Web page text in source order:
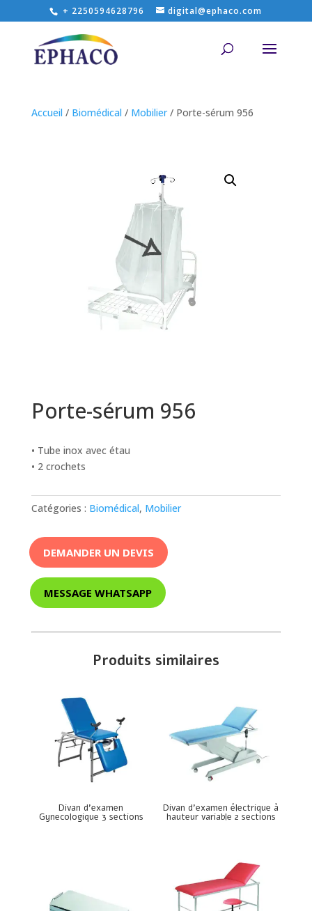
+ 2250594628796 digital@ephaco.com
Accueil / Biomédical / Mobilier/ Porte-sérum 956
Porte-sérum 956
• Tube inox avec étau
• 2 crochets
Catégories : Biomédical, Mobilier
DEMANDER UN DEVIS
MESSAGE WHATSAPP
Produits similaires
Divan d’examen
Gynecologique 3 sections
Divan d’examen électrique à
hauteur variable 2 sections